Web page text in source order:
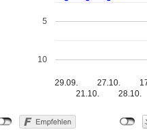
29.09.
21.10.
27.10.
28.10.
5
10